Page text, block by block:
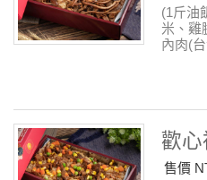
(1斤油
米、雞
內肉(
歡
售價